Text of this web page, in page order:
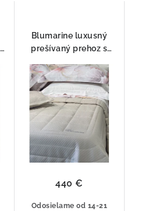
Blumarine luxusný
prešívaný prehoz s
Primizia Seta
Odosielame od 14-21
440 €